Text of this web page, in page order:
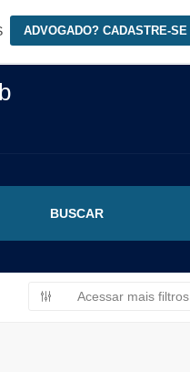
ADVOGADO? CADASTRE-SE
Acessar mais filtros